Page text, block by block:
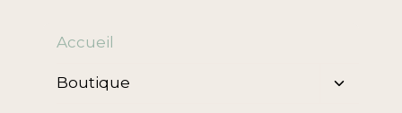
Accueil
Boutique
Ouvrir/